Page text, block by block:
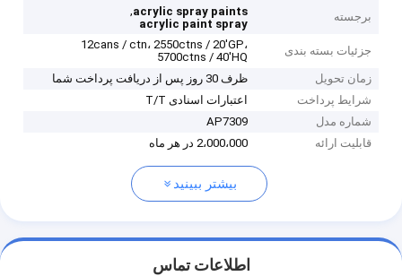
برجسته acrylic spray paints
,
acrylic paint spray
جزئیات بسته بندی
12cans / ctn، 2550ctns / 20'GP،
5700ctns / 40'HQ
زمان تحویل
ظرف 30 روز پس از دریافت پرداخت شما
شرایط پرداخت
اعتبارات اسنادی T/T
شماره مدل
AP7309
قابلیت ارائه
2،000،000 در هر ماه
بیشتر ببینید
اطلاعات تماس